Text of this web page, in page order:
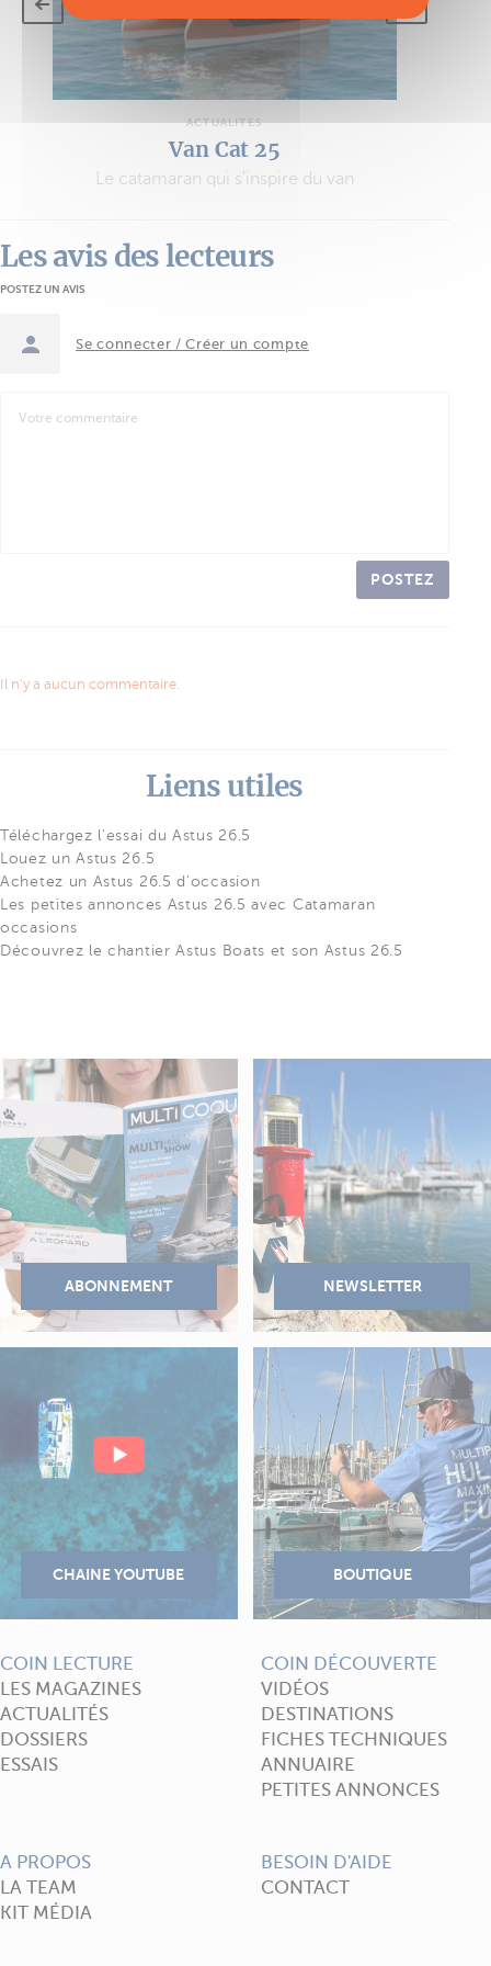
ACTUALITÉS
Van Cat 25
Le catamaran qui s'inspire du van
Les avis des lecteurs
POSTEZ UN AVIS
Se connecter / Créer un compte
POSTEZ
Il n'y a aucun commentaire.
Liens utiles
Téléchargez l'essai du Astus 26.5
Louez un Astus 26.5
Achetez un Astus 26.5 d'occasion
Les petites annonces Astus 26.5 avec Catamaran
occasions
Découvrez le chantier Astus Boats et son Astus 26.5
COIN LECTURE
LES MAGAZINES
ACTUALITÉS
DOSSIERS
ESSAIS
COIN DÉCOUVERTE
VIDÉOS
DESTINATIONS
FICHES TECHNIQUES
ANNUAIRE
PETITES ANNONCES
A PROPOS
LA TEAM
KIT MÉDIA
BESOIN D'AIDE
CONTACT